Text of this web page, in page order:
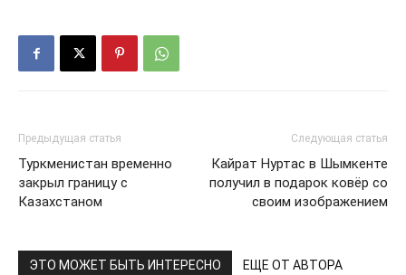
Предыдущая статья
Туркменистан временно
закрыл границу с
Казахстаном
Следующая статья
Кайрат Нуртас в Шымкенте
получил в подарок ковёр со
своим изображением
ЭТО МОЖЕТ БЫТЬ ИНТЕРЕСНО ЕЩЕ ОТ АВТОРА